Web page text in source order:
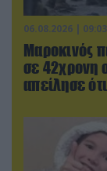
06.08.2026 | 09:03
Μαροκινός
σε 42χρονη
απείλησε